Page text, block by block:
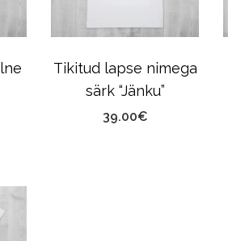
Tikitud lapse nimega
särk “Jänku”
39.00€